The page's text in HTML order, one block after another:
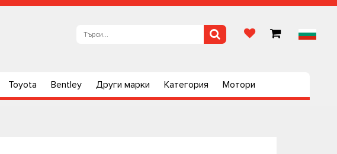
Toyota Bentley Други марки Категория Мотори